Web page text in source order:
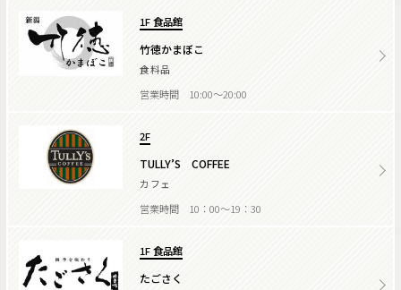
1F 食品館
竹徳かまぼこ
食料品
営業時間 10:00～20:00
2F
TULLY’S COFFEE
カフェ
営業時間 10：00～19：30
1F 食品館
たごさく